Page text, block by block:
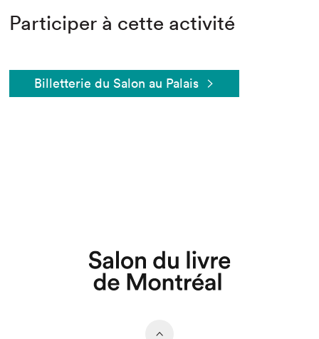
Participer à cette activité
Billetterie du Salon au Palais